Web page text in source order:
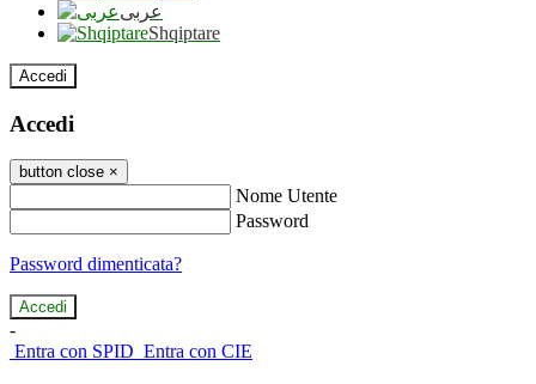
عربى
Shqiptare
Accedi
Accedi
button close ×
Nome Utente
Password
Password dimenticata?
-
Entra con SPID Entra con CIE